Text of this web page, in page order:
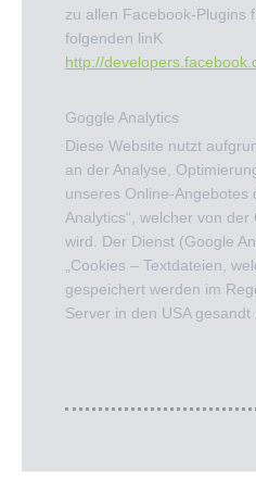
zu allen Facebook-Plugins
folgenden linK
http://
Goggle Analytics
Diese Website nutzt
an der Analyse,
unseres Online-Angebotes
Analytics“, welcher von
wird. Der Dienst (Google
„Cookies – Textdateien,
gespeichert werden im
Server in den USA